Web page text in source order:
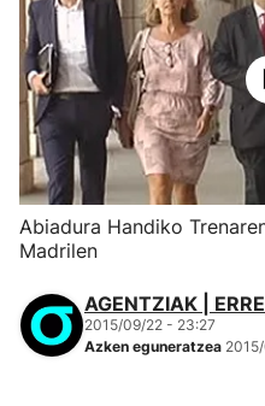
Abiadura Handiko
Madrilen
AGENTZIAK |
2015/09/22 - 23:27
Azken eguneratzea